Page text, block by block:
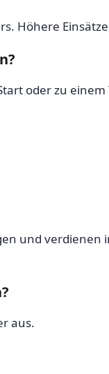
Höhere
oder zu einem
und
aus.